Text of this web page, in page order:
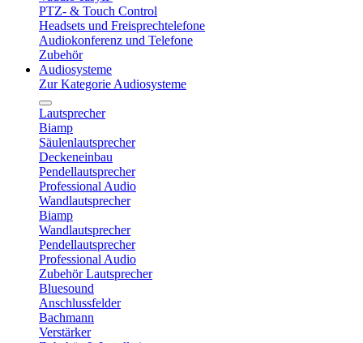
PTZ- & Touch Control
Headsets und Freisprechtelefone
Audiokonferenz und Telefone
Zubehör
Audiosysteme
Zur Kategorie Audiosysteme
Lautsprecher
Biamp
Säulenlautsprecher
Deckeneinbau
Pendellautsprecher
Professional Audio
Wandlautsprecher
Biamp
Wandlautsprecher
Pendellautsprecher
Professional Audio
Zubehör Lautsprecher
Bluesound
Anschlussfelder
Bachmann
Verstärker